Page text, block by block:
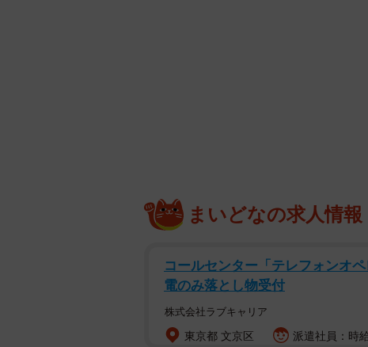
まいどなの求人情報
コールセンター「テレフォンオ
電のみ落とし物受付
株式会社ラブキャリア
東京都 文京区 派遣社員：時